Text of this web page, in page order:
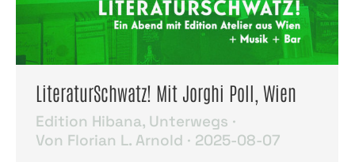
LiteraturSchwatz! Mit Jorghi Poll, Wien
Edition Hibana, Unterwegs
Von Florian L. Arnold 2025-08-07